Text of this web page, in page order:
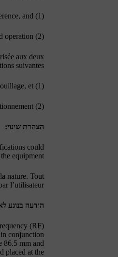
(1) This device may not cause harmful interference, and
(2) This device must accept any interference received, including interference that may cause undesired operation.
aux deux
suivantes :
(1) l'appareil ne doit pas produire de brouillage, et
(2) l'utilisateur de l'appareil doit accepter tout brouillage radioélectrique subi, même si le brouillage est susceptible d'en compromettre le fonctionnement.
הצהרת שינוי:
could
equipment.
nature. Tout
l’utilisateur.
הודעה בנוגע
(RF)
conjunction
86.5 mm and
placed at the